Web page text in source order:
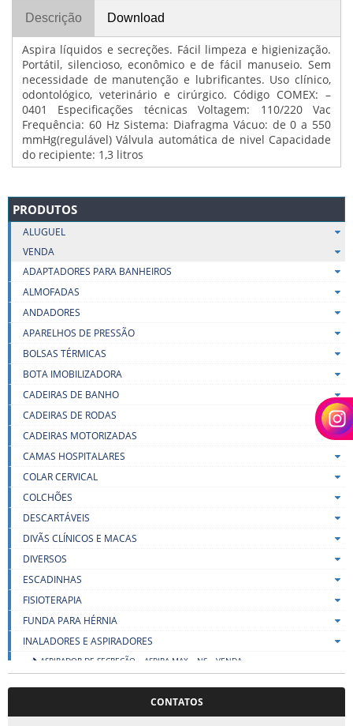
Descrição Download
Aspira líquidos e secreções. Fácil limpeza e higienização.
Portátil, silencioso, econômico e de fácil manuseio. Sem
necessidade de manutenção e lubrificantes. Uso clínico,
odontológico, veterinário e cirúrgico. Código COMEX: –
0401 Especificações técnicas Voltagem: 110/220 Vac
Frequência: 60 Hz Sistema: Diafragma Vácuo: de 0 a 550
mmHg(regulável) Válvula automática de nivel Capacidade
do recipiente: 1,3 litros
PRODUTOS
ALUGUEL
VENDA
ADAPTADORES PARA BANHEIROS
ALMOFADAS
ANDADORES
APARELHOS DE PRESSÃO
BOLSAS TÉRMICAS
BOTA IMOBILIZADORA
CADEIRAS DE BANHO
CADEIRAS DE RODAS
CADEIRAS MOTORIZADAS
CAMAS HOSPITALARES
COLAR CERVICAL
COLCHÕES
DESCARTÁVEIS
DIVÃS CLÍNICOS E MACAS
DIVERSOS
ESCADINHAS
FISIOTERAPIA
FUNDA PARA HÉRNIA
INALADORES E ASPIRADORES
ASPIRADOR DE SECREÇÃO – ASPIRA MAX – NS – VENDA
INALADOR COMPRESSOR NE-C803 OMRON
INALADOR E NEBULIZADOR DE REDE VIBRATÓRIA NEBMESH2 G-TECH
CONTATOS